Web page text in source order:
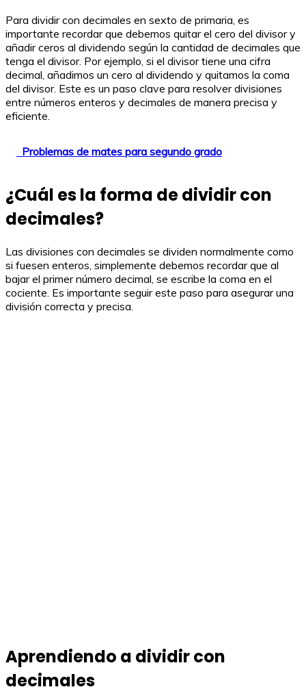
Para dividir con decimales en sexto de primaria, es
importante recordar que debemos quitar el cero del divisor y
añadir ceros al dividendo según la cantidad de decimales que
tenga el divisor. Por ejemplo, si el divisor tiene una cifra
decimal, añadimos un cero al dividendo y quitamos la coma
del divisor. Este es un paso clave para resolver divisiones
entre números enteros y decimales de manera precisa y
eficiente.
Problemas de mates para segundo grado
¿Cuál es la forma de dividir con
decimales?
Las divisiones con decimales se dividen normalmente como
si fuesen enteros, simplemente debemos recordar que al
bajar el primer número decimal, se escribe la coma en el
cociente. Es importante seguir este paso para asegurar una
división correcta y precisa.
Aprendiendo a dividir con
decimales